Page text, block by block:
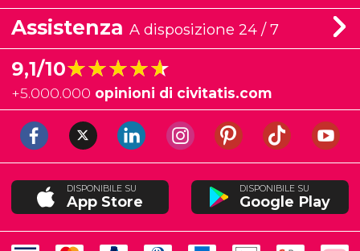
Assistenza A disposizione 24 / 7
9,1/10★★★★★
★★★★★
+5.000.000 opinioni di civitatis.com
DISPONIBILE SU
App Store
DISPONIBILE SU
Google Play